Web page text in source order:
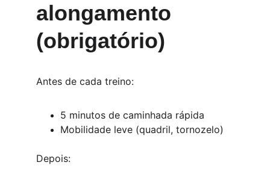
alongamento
(obrigatório)
Antes de cada treino:
5 minutos de caminhada rápida
Mobilidade leve (quadril, tornozelo)
Depois: